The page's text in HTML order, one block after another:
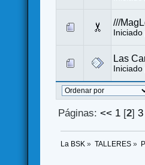
///
Iniciado
Las
Iniciado
Páginas: << 1[2] 3
La BSK » TALLERES»